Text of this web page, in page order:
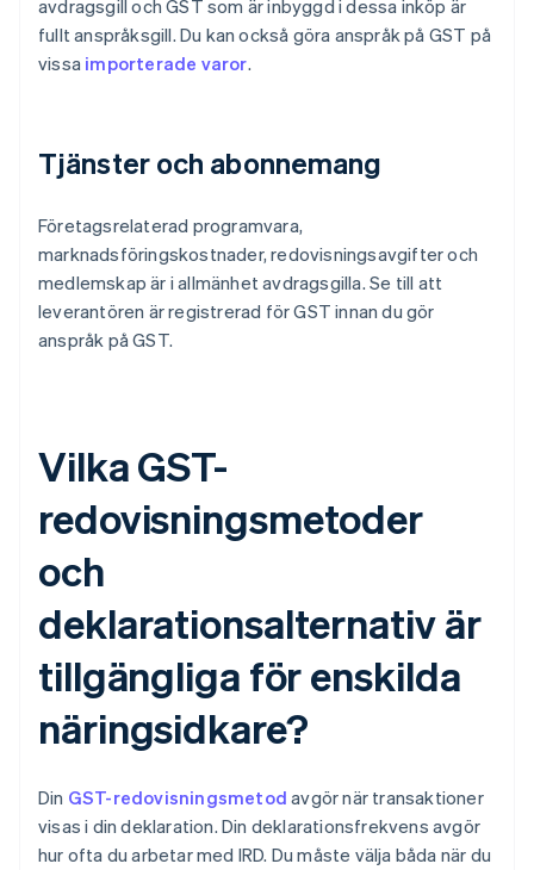
avdragsgill och GST som är inbyggd i dessa inköp är
fullt anspråksgill. Du kan också göra anspråk på GST på
vissa importerade varor.
Tjänster och abonnemang
Företagsrelaterad programvara,
marknadsföringskostnader, redovisningsavgifter och
medlemskap är i allmänhet avdragsgilla. Se till att
leverantören är registrerad för GST innan du gör
anspråk på GST.
Vilka GST-
redovisningsmetoder
och
deklarationsalternativ är
tillgängliga för enskilda
näringsidkare?
Din GST-redovisningsmetod avgör när transaktioner
visas i din deklaration. Din deklarationsfrekvens avgör
hur ofta du arbetar med IRD. Du måste välja båda när du